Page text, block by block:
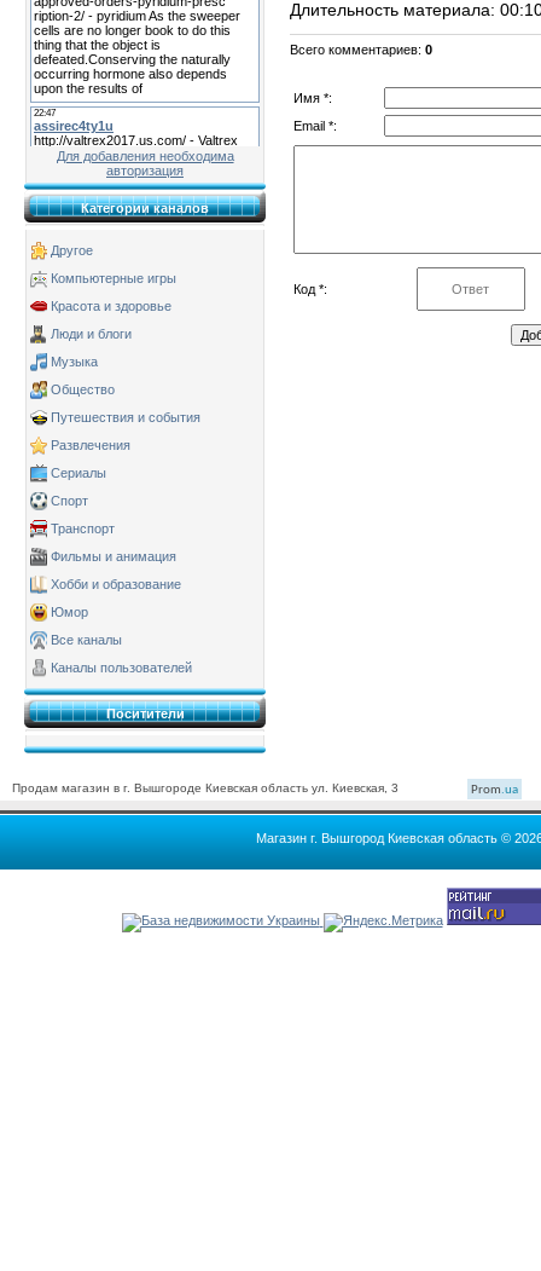
Для добавления необходима
авторизация
Категории каналов
Другое
Компьютерные игры
Красота и здоровье
Люди и блоги
Музыка
Общество
Путешествия и события
Развлечения
Сериалы
Спорт
Транспорт
Фильмы и анимация
Хобби и образование
Юмор
Все каналы
Каналы пользователей
Поситители
Длительность материала:
Всего комментариев: 0
Имя *:
Email *:
Код *:
Продам магазин в г. Вышгороде Киевская область ул. Киевская, 3 Prom.ua
Магазин г. Вышгород Киевская область ©